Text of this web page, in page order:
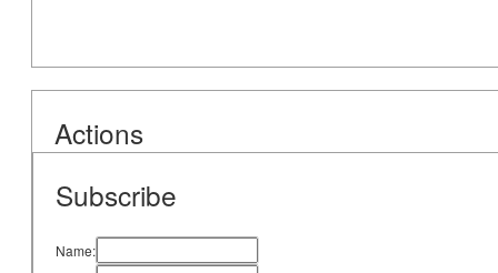
Actions
Subscribe
Name: